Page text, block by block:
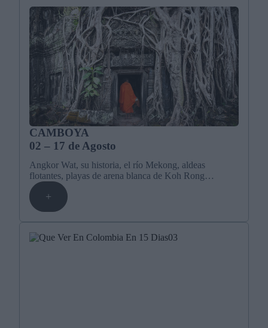
CAMBOYA
02 – 17 de Agosto
Angkor Wat, su historia, el río Mekong, aldeas
flotantes, playas de arena blanca de Koh Rong…
+